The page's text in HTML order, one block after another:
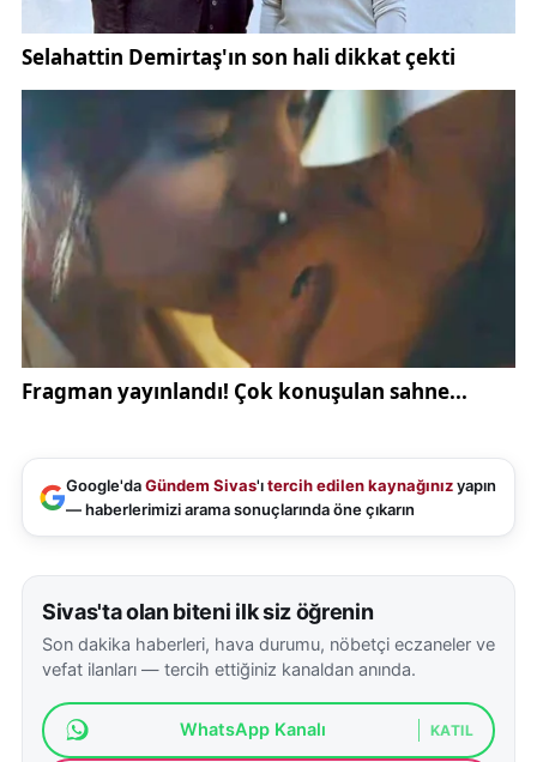
Google'daGündem Sivas'ıtercih edilen kaynağınızyapın
— haberlerimizi arama sonuçlarında öne çıkarın
Sivas'ta olan biteni ilk siz öğrenin
Son dakika haberleri, hava durumu, nöbetçi eczaneler ve
vefat ilanları — tercih ettiğiniz kanaldan anında.
WhatsApp Kanalı KATIL